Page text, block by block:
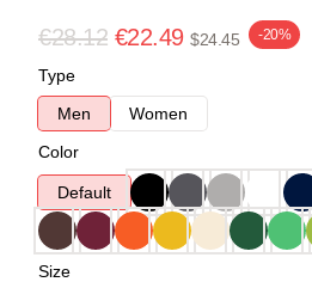
€28.12 €22.49 $24.45 -20%
Type
Men
Women
Color
Default
Size